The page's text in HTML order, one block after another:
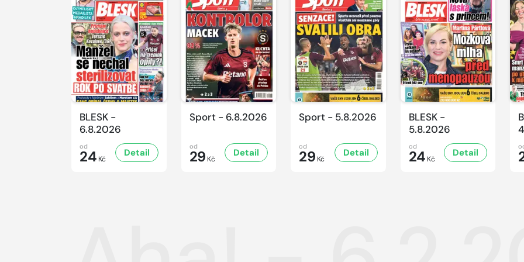
BLESK -
6.8.2026
od
24 Kč
Detail
Sport - 6.8.2026
od
29 Kč
Detail
Sport - 5.8.2026
od
29 Kč
Detail
BLESK -
5.8.2026
od
24 Kč
Detail